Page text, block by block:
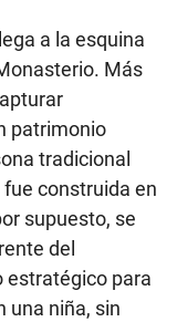
a la esquina
Más
patrimonio
tradicional
construida en
supuesto, se
del
estratégico para
una niña, sin